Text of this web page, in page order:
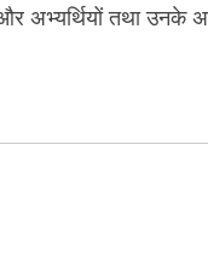
अभ्यर्थियों तथा उनके